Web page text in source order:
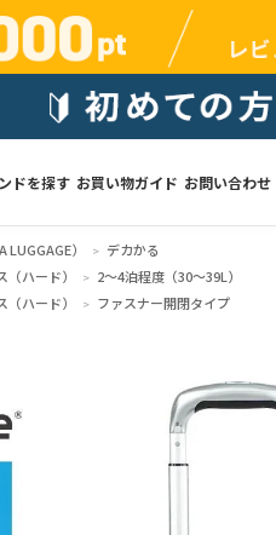
ドを探す お買い物ガイド お問い合わせ
）
デカかる
（ハード）
2～4泊程度（30～39L）
（ハード） ファスナー開閉タイプ